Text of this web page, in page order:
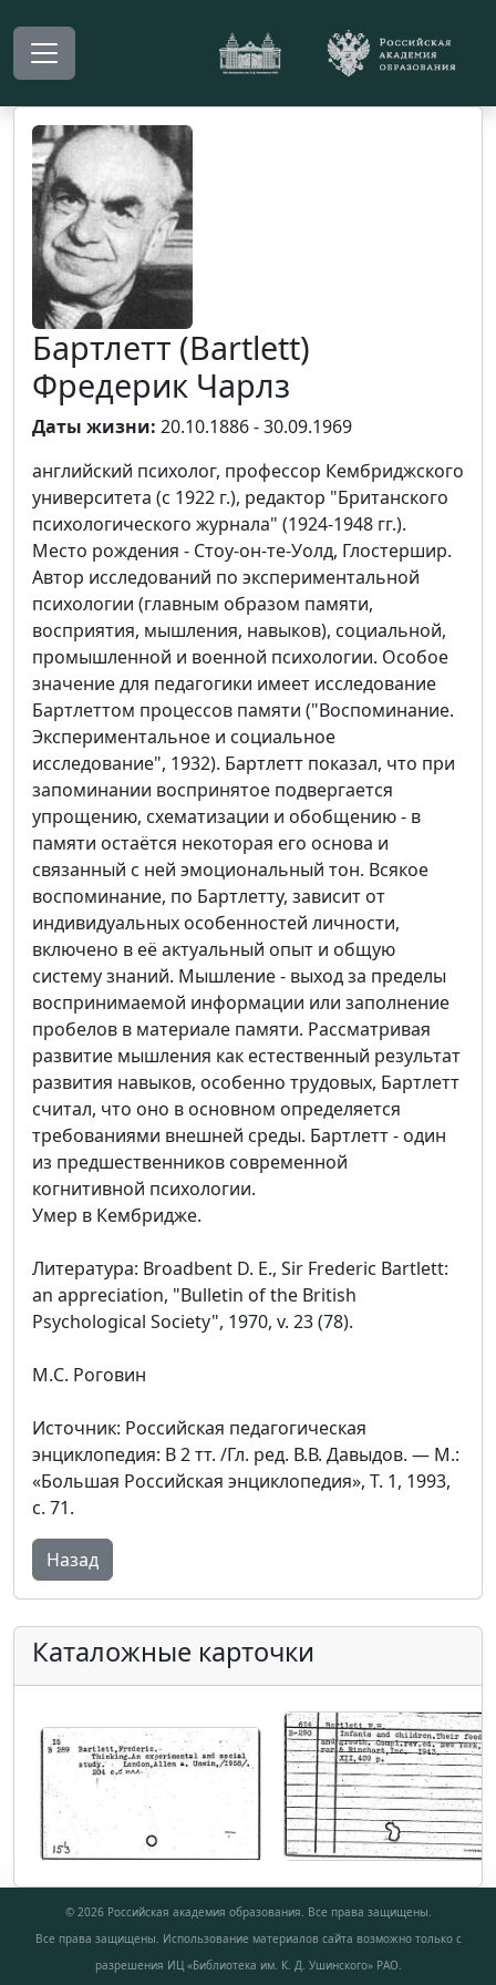
Бартлетт (Bartlett)
Фредерик Чарлз
Даты жизни: 20.10.1886 - 30.09.1969
английский психолог, профессор Кембриджского
университета (с 1922 г.), редактор "Британского
психологического журнала" (1924-1948 гг.).
Место рождения - Стоу-он-те-Уолд, Глостершир.
Автор исследований по экспериментальной
психологии (главным образом памяти,
восприятия, мышления, навыков), социальной,
промышленной и военной психологии. Особое
значение для педагогики имеет исследование
Бартлеттом процессов памяти ("Воспоминание.
Экспериментальное и социальное
исследование", 1932). Бартлетт показал, что при
запоминании воспринятое подвергается
упрощению, схематизации и обобщению - в
памяти остаётся некоторая его основа и
связанный с ней эмоциональный тон. Всякое
воспоминание, по Бартлетту, зависит от
индивидуальных особенностей личности,
включено в её актуальный опыт и общую
систему знаний. Мышление - выход за пределы
воспринимаемой информации или заполнение
пробелов в материале памяти. Рассматривая
развитие мышления как естественный результат
развития навыков, особенно трудовых, Бартлетт
считал, что оно в основном определяется
требованиями внешней среды. Бартлетт - один
из предшественников современной
когнитивной психологии.
Умер в Кембридже.
Литература: Broadbent D. E., Sir Frederic Bartlett:
an appreciation, "Bulletin of the British
Psychological Society", 1970, v. 23 (78).
M.С. Роговин
Источник: Российская педагогическая
энциклопедия: В 2 тт. /Гл. ред. В.В. Давыдов. — М.:
«Большая Российская энциклопедия», Т. 1, 1993,
с. 71.
Назад
Каталожные карточки
© 2026 Российская академия образования. Все права защищены.
Все права защищены. Использование материалов сайта возможно только с
разрешения ИЦ «Библиотека им. К. Д. Ушинского» РАО.